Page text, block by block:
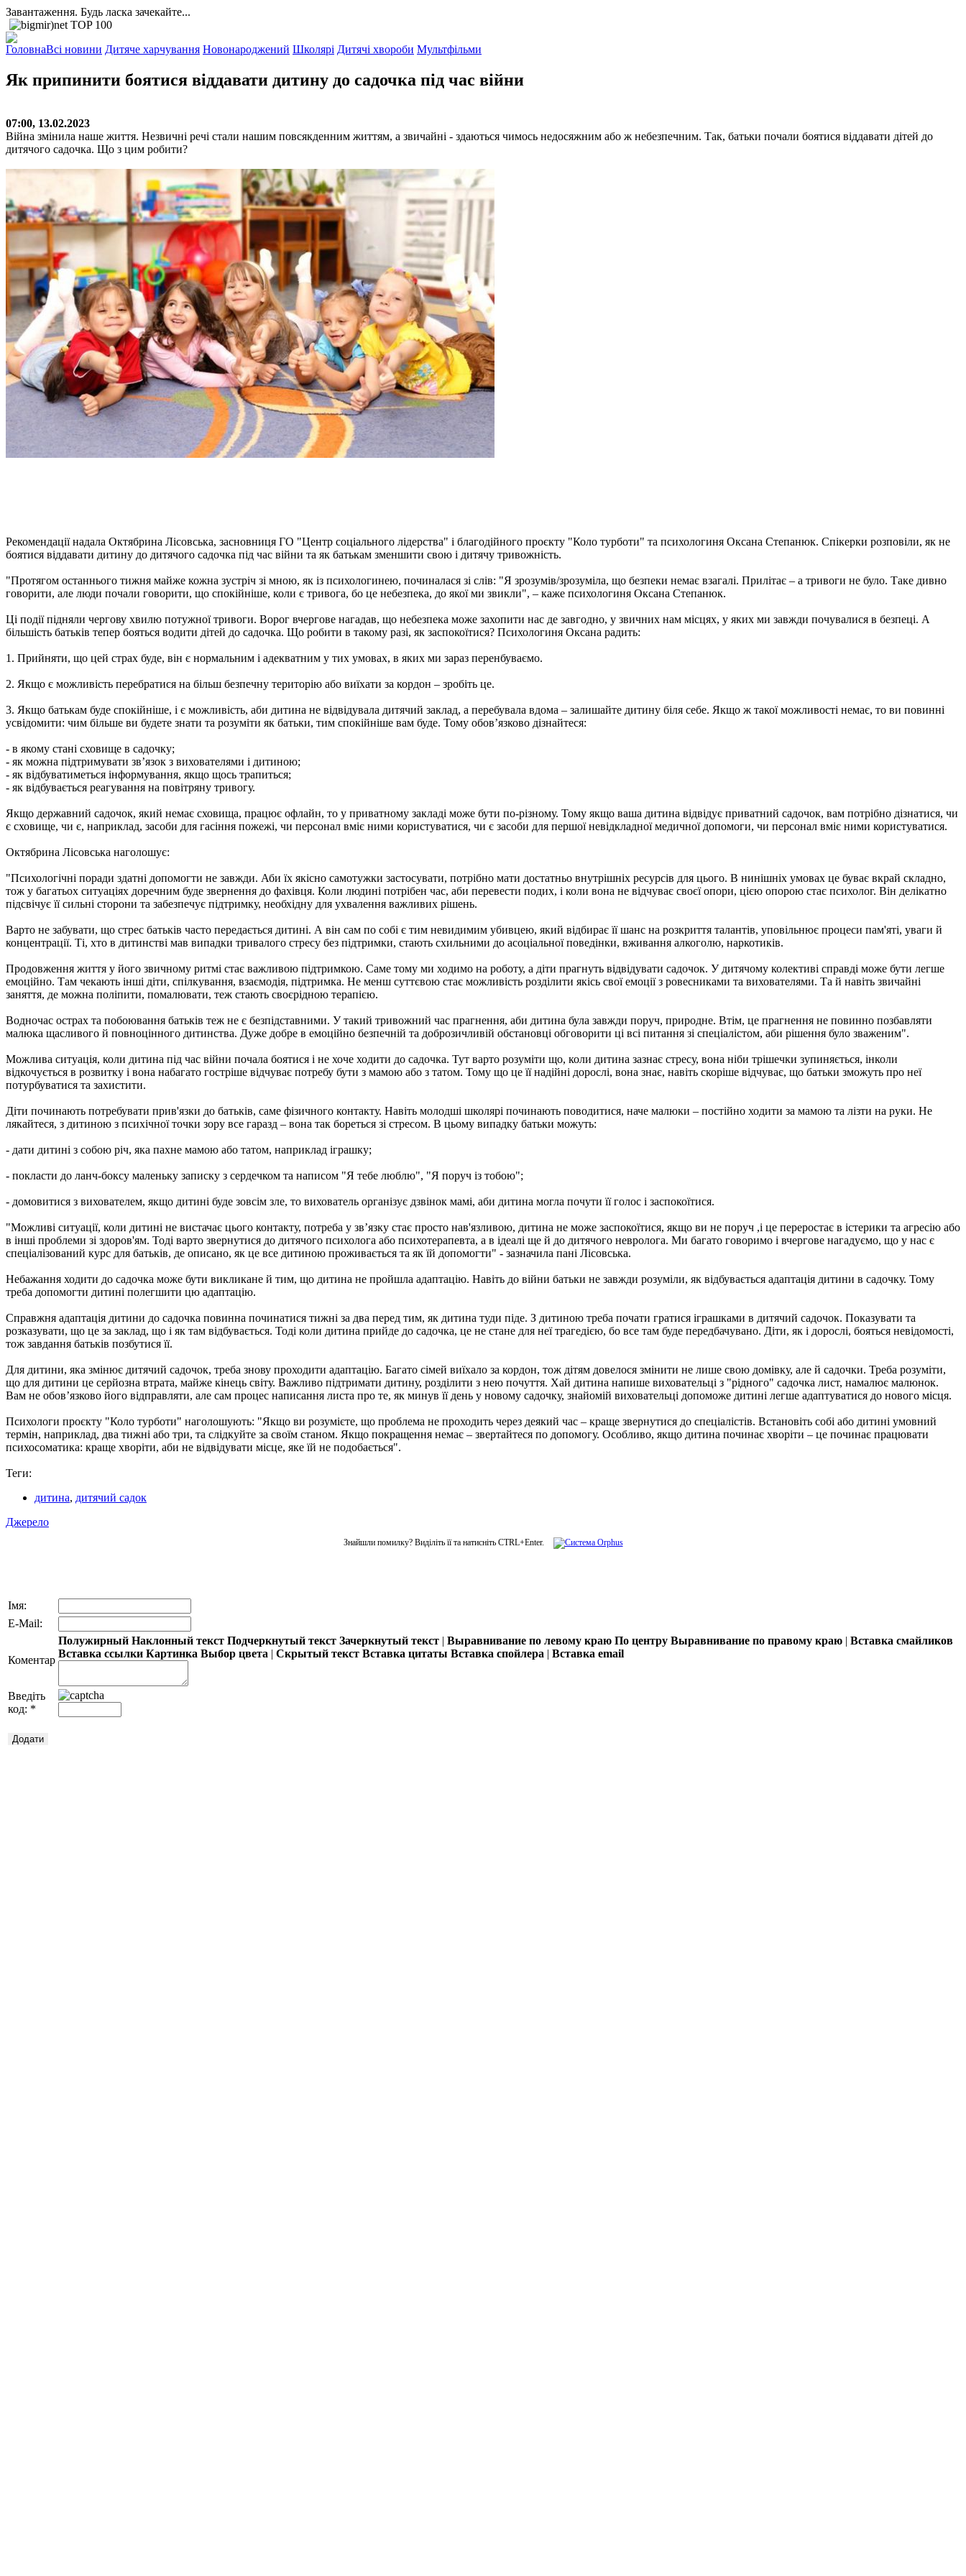
Завантаження. Будь ласка зачекайте...
ГоловнаВсі новини Дитяче харчування Новонароджений Школярі Дитячі хвороби Мультфільми
Як припинити боятися віддавати дитину до садочка під час війни
07:00, 13.02.2023
Війна змінила наше життя. Незвичні речі стали нашим повсякденним життям, а звичайні - здаються чимось недосяжним або ж небезпечним. Так, батьки почали боятися віддавати дітей до
дитячого садочка. Що з цим робити?
Рекомендації надала Октябрина Лісовська, засновниця ГО "Центр соціального лідерства" і благодійного проєкту "Коло турботи" та психологиня Оксана Степанюк. Спікерки розповіли, як не
боятися віддавати дитину до дитячого садочка під час війни та як батькам зменшити свою і дитячу тривожність.
"Протягом останнього тижня майже кожна зустріч зі мною, як із психологинею, починалася зі слів: "Я зрозумів/зрозуміла, що безпеки немає взагалі. Прилітає – а тривоги не було. Таке дивно
говорити, але люди почали говорити, що спокійніше, коли є тривога, бо це небезпека, до якої ми звикли", – каже психологиня Оксана Степанюк.
Ці події підняли чергову хвилю потужної тривоги. Ворог вчергове нагадав, що небезпека може захопити нас де завгодно, у звичних нам місцях, у яких ми завжди почувалися в безпеці. А
більшість батьків тепер бояться водити дітей до садочка. Що робити в такому разі, як заспокоїтися? Психологиня Оксана радить:
1. Прийняти, що цей страх буде, він є нормальним і адекватним у тих умовах, в яких ми зараз перенбуваємо.
2. Якщо є можливість перебратися на більш безпечну територію або виїхати за кордон – зробіть це.
3. Якщо батькам буде спокійніше, і є можливість, аби дитина не відвідувала дитячий заклад, а перебувала вдома – залишайте дитину біля себе. Якщо ж такої можливості немає, то ви повинні
усвідомити: чим більше ви будете знати та розуміти як батьки, тим спокійніше вам буде. Тому обов’язково дізнайтеся:
- в якому стані сховище в садочку;
- як можна підтримувати зв’язок з вихователями і дитиною;
- як відбуватиметься інформування, якщо щось трапиться;
- як відбувається реагування на повітряну тривогу.
Якщо державний садочок, який немає сховища, працює офлайн, то у приватному закладі може бути по-різному. Тому якщо ваша дитина відвідує приватний садочок, вам потрібно дізнатися, чи
є сховище, чи є, наприклад, засоби для гасіння пожежі, чи персонал вміє ними користуватися, чи є засоби для першої невідкладної медичної допомоги, чи персонал вміє ними користуватися.
Октябрина Лісовська наголошує:
"Психологічні поради здатні допомогти не завжди. Аби їх якісно самотужки застосувати, потрібно мати достатньо внутрішніх ресурсів для цього. В нинішніх умовах це буває вкрай складно,
тож у багатьох ситуаціях доречним буде звернення до фахівця. Коли людині потрібен час, аби перевести подих, і коли вона не відчуває своєї опори, цією опорою стає психолог. Він делікатно
підсвічує її сильні сторони та забезпечує підтримку, необхідну для ухвалення важливих рішень.
Варто не забувати, що стрес батьків часто передається дитині. А він сам по собі є тим невидимим убивцею, який відбирає її шанс на розкриття талантів, уповільнює процеси пам'яті, уваги й
концентрації. Ті, хто в дитинстві мав випадки тривалого стресу без підтримки, стають схильними до асоціальної поведінки, вживання алкоголю, наркотиків.
Продовження життя у його звичному ритмі стає важливою підтримкою. Саме тому ми ходимо на роботу, а діти прагнуть відвідувати садочок. У дитячому колективі справді може бути легше
емоційно. Там чекають інші діти, спілкування, взаємодія, підтримка. Не менш суттєвою стає можливість розділити якісь свої емоції з ровесниками та вихователями. Та й навіть звичайні
заняття, де можна поліпити, помалювати, теж стають своєрідною терапією.
Водночас острах та побоювання батьків теж не є безпідставними. У такий тривожний час прагнення, аби дитина була завжди поруч, природне. Втім, це прагнення не повинно позбавляти
малюка щасливого й повноцінного дитинства. Дуже добре в емоційно безпечній та доброзичливій обстановці обговорити ці всі питання зі спеціалістом, аби рішення було зваженим".
Можлива ситуація, коли дитина під час війни почала боятися і не хоче ходити до садочка. Тут варто розуміти що, коли дитина зазнає стресу, вона ніби трішечки зупиняється, інколи
відкочується в розвитку і вона набагато гостріше відчуває потребу бути з мамою або з татом. Тому що це її надійні дорослі, вона знає, навіть скоріше відчуває, що батьки зможуть про неї
потурбуватися та захистити.
Діти починають потребувати прив'язки до батьків, саме фізичного контакту. Навіть молодші школярі починають поводитися, наче малюки – постійно ходити за мамою та лізти на руки. Не
лякайтеся, з дитиною з психічної точки зору все гаразд – вона так бореться зі стресом. В цьому випадку батьки можуть:
- дати дитині з собою річ, яка пахне мамою або татом, наприклад іграшку;
- покласти до ланч-боксу маленьку записку з сердечком та написом "Я тебе люблю", "Я поруч із тобою";
- домовитися з вихователем, якщо дитині буде зовсім зле, то вихователь організує дзвінок мамі, аби дитина могла почути її голос і заспокоїтися.
"Можливі ситуації, коли дитині не вистачає цього контакту, потреба у зв’язку стає просто нав'язливою, дитина не може заспокоїтися, якщо ви не поруч ,і це переростає в істерики та агресію або
в інші проблеми зі здоров'ям. Тоді варто звернутися до дитячого психолога або психотерапевта, а в ідеалі ще й до дитячого невролога. Ми багато говоримо і вчергове нагадуємо, що у нас є
спеціалізований курс для батьків, де описано, як це все дитиною проживається та як їй допомогти" - зазначила пані Лісовська.
Небажання ходити до садочка може бути викликане й тим, що дитина не пройшла адаптацію. Навіть до війни батьки не завжди розуміли, як відбувається адаптація дитини в садочку. Тому
треба допомогти дитині полегшити цю адаптацію.
Справжня адаптація дитини до садочка повинна починатися тижні за два перед тим, як дитина туди піде. З дитиною треба почати гратися іграшками в дитячий садочок. Показувати та
розказувати, що це за заклад, що і як там відбувається. Тоді коли дитина прийде до садочка, це не стане для неї трагедією, бо все там буде передбачувано. Діти, як і дорослі, бояться невідомості,
тож завдання батьків позбутися її.
Для дитини, яка змінює дитячий садочок, треба знову проходити адаптацію. Багато сімей виїхало за кордон, тож дітям довелося змінити не лише свою домівку, але й садочки. Треба розуміти,
що для дитини це серйозна втрата, майже кінець світу. Важливо підтримати дитину, розділити з нею почуття. Хай дитина напише виховательці з "рідного" садочка лист, намалює малюнок.
Вам не обов’язково його відправляти, але сам процес написання листа про те, як минув її день у новому садочку, знайомій виховательці допоможе дитині легше адаптуватися до нового місця.
Психологи проєкту "Коло турботи" наголошують: "Якщо ви розумієте, що проблема не проходить через деякий час – краще звернутися до спеціалістів. Встановіть собі або дитині умовний
термін, наприклад, два тижні або три, та слідкуйте за своїм станом. Якщо покращення немає – звертайтеся по допомогу. Особливо, якщо дитина починає хворіти – це починає працювати
психосоматика: краще хворіти, аби не відвідувати місце, яке їй не подобається".
Теги:
дитина, дитячий садок
Джерело
Знайшли помилку? Виділіть її та натисніть CTRL+Enter.
Імя:
E-Mail:
Коментар
Полужирный Наклонный текст Подчеркнутый текст Зачеркнутый текст | Выравнивание по левому краю По центру Выравнивание по правому краю | Вставка смайликов
Вставка ссылки Картинка Выбор цвета | Скрытый текст Вставка цитаты Вставка спойлера | Вставка email
Введіть
код: *